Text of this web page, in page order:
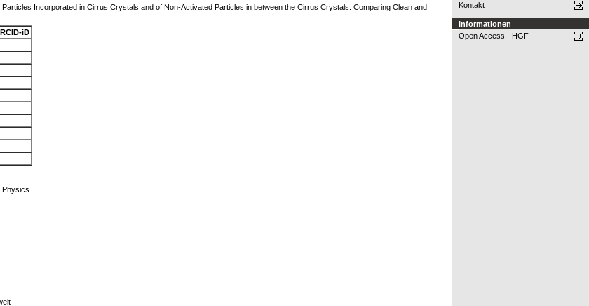
Particles Incorporated in Cirrus Crystals and of Non-Activated Particles in between the Cirrus Crystals: Comparing Clean and
iD
Physics
Kontakt
Informationen
Open Access - HGF